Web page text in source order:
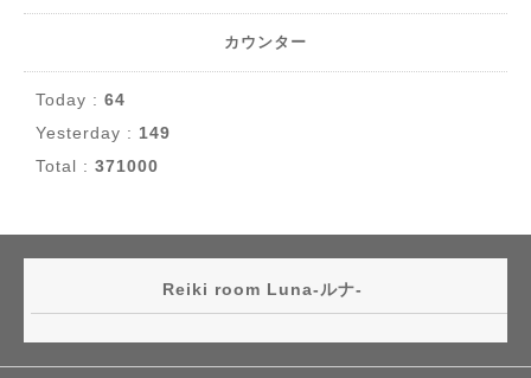
カウンター
Today : 64
Yesterday : 149
Total : 371000
Reiki room Luna-ルナ-